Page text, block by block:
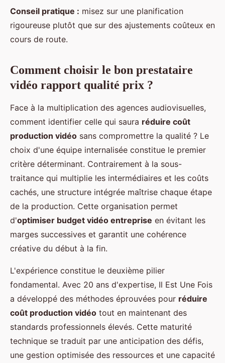
Conseil pratique : misez sur une planification
rigoureuse plutôt que sur des ajustements coûteux en
cours de route.
Comment choisir le bon prestataire
vidéo rapport qualité prix ?
Face à la multiplication des agences audiovisuelles,
comment identifier celle qui saura réduire coût
production vidéo sans compromettre la qualité ? Le
choix d'une équipe internalisée constitue le premier
critère déterminant. Contrairement à la sous-
traitance qui multiplie les intermédiaires et les coûts
cachés, une structure intégrée maîtrise chaque étape
de la production. Cette organisation permet
d'optimiser budget vidéo entreprise en évitant les
marges successives et garantit une cohérence
créative du début à la fin.
L'expérience constitue le deuxième pilier
fondamental. Avec 20 ans d'expertise, Il Est Une Fois
a développé des méthodes éprouvées pour réduire
coût production vidéo tout en maintenant des
standards professionnels élevés. Cette maturité
technique se traduit par une anticipation des défis,
une gestion optimisée des ressources et une capacité